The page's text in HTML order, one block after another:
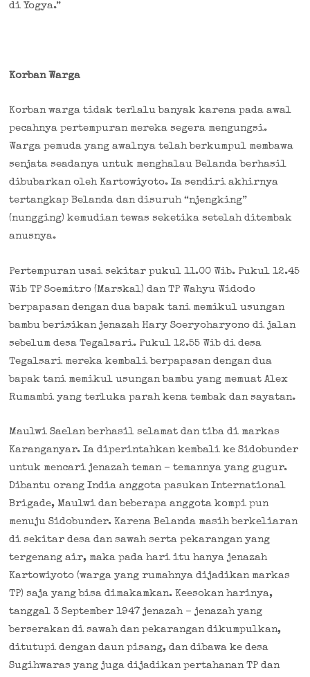
di Yogya.”
Korban Warga
Korban warga tidak terlalu banyak karena pada awal
pecahnya pertempuran mereka segera mengungsi.
Warga pemuda yang awalnya telah berkumpul membawa
senjata seadanya untuk menghalau Belanda berhasil
dibubarkan oleh Kartowiyoto. Ia sendiri akhirnya
tertangkap Belanda dan disuruh “njengking”
(nungging) kemudian tewas seketika setelah ditembak
anusnya.
Pertempuran usai sekitar pukul 11.00 Wib. Pukul 12.45
Wib TP Soemitro (Marskal) dan TP Wahyu Widodo
berpapasan dengan dua bapak tani memikul usungan
bambu berisikan jenazah Hary Soeryoharyono di jalan
sebelum desa Tegalsari. Pukul 12.55 Wib di desa
Tegalsari mereka kembali berpapasan dengan dua
bapak tani memikul usungan bambu yang memuat Alex
Rumambi yang terluka parah kena tembak dan sayatan.
Maulwi Saelan berhasil selamat dan tiba di markas
Karanganyar. Ia diperintahkan kembali ke Sidobunder
untuk mencari jenazah teman – temannya yang gugur.
Dibantu orang India anggota pasukan International
Brigade, Maulwi dan beberapa anggota kompi pun
menuju Sidobunder. Karena Belanda masih berkeliaran
di sekitar desa dan sawah serta pekarangan yang
tergenang air, maka pada hari itu hanya jenazah
Kartowiyoto (warga yang rumahnya dijadikan markas
TP) saja yang bisa dimakamkan. Keesokan harinya,
tanggal 3 September 1947 jenazah – jenazah yang
berserakan di sawah dan pekarangan dikumpulkan,
ditutupi dengan daun pisang, dan dibawa ke desa
Sugihwaras yang juga dijadikan pertahanan TP dan